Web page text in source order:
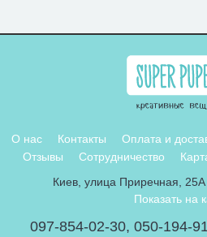
О нас Контакты Оплата и
Отзывы
Сотрудничество
Киев, улица Приречная,
Показать на
097-854-02-30, 050-194-